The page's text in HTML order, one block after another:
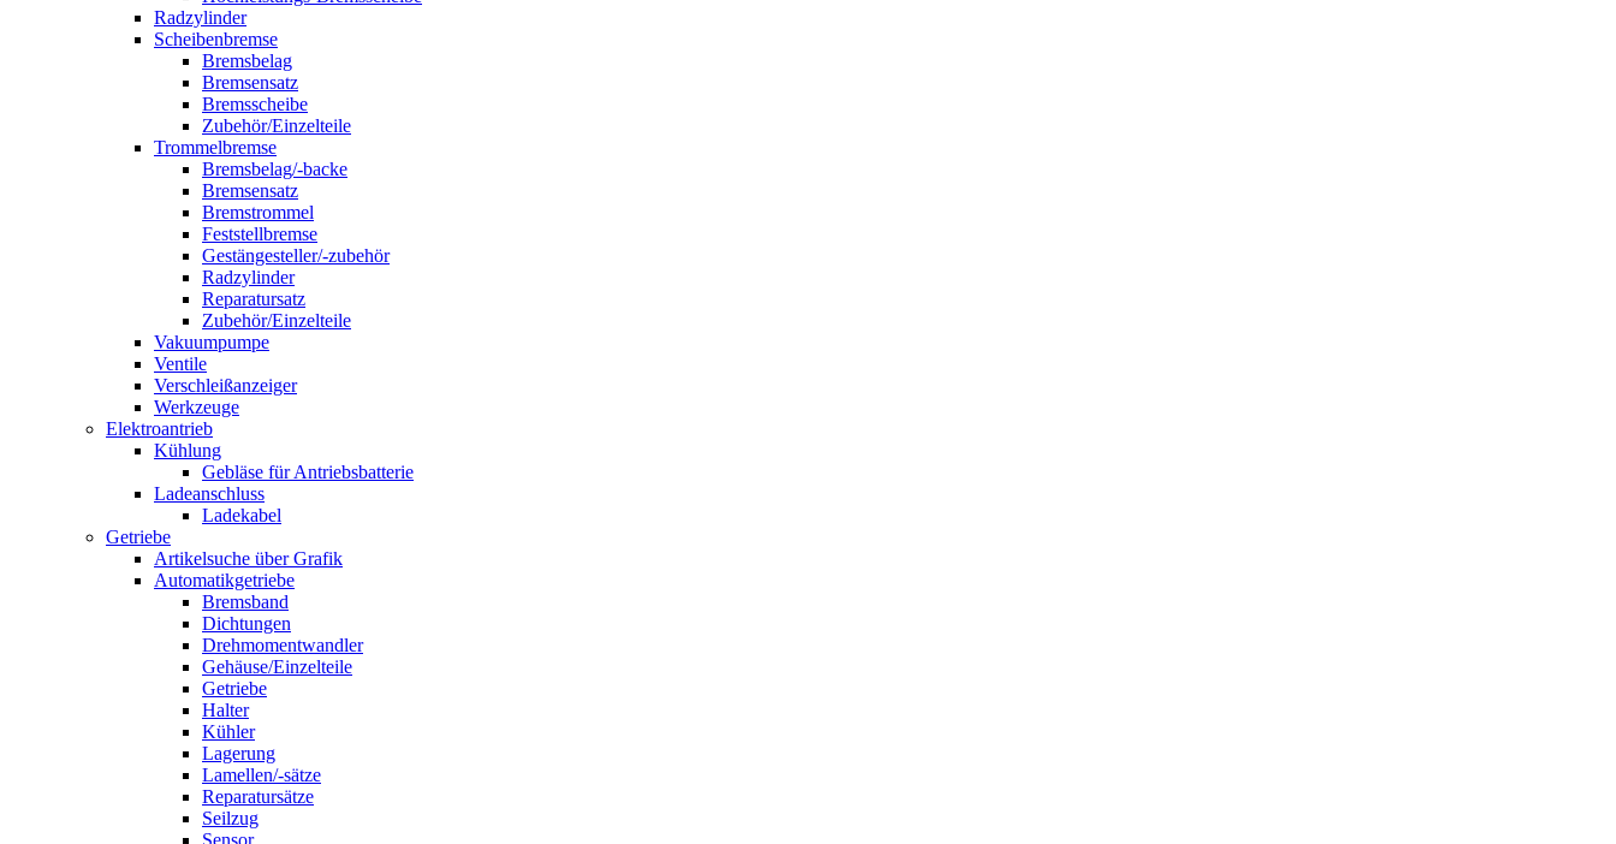
Radzylinder
Scheibenbremse
Bremsbelag
Bremsensatz
Bremsscheibe
Zubehör/Einzelteile
Trommelbremse
Bremsbelag/-backe
Bremsensatz
Bremstrommel
Feststellbremse
Gestängesteller/-zubehör
Radzylinder
Reparatursatz
Zubehör/Einzelteile
Vakuumpumpe
Ventile
Verschleißanzeiger
Werkzeuge
Elektroantrieb
Kühlung
Gebläse für Antriebsbatterie
Ladeanschluss
Ladekabel
Getriebe
Artikelsuche über Grafik
Automatikgetriebe
Bremsband
Dichtungen
Drehmomentwandler
Gehäuse/Einzelteile
Getriebe
Halter
Kühler
Lagerung
Lamellen/-sätze
Reparatursätze
Seilzug
Sensor